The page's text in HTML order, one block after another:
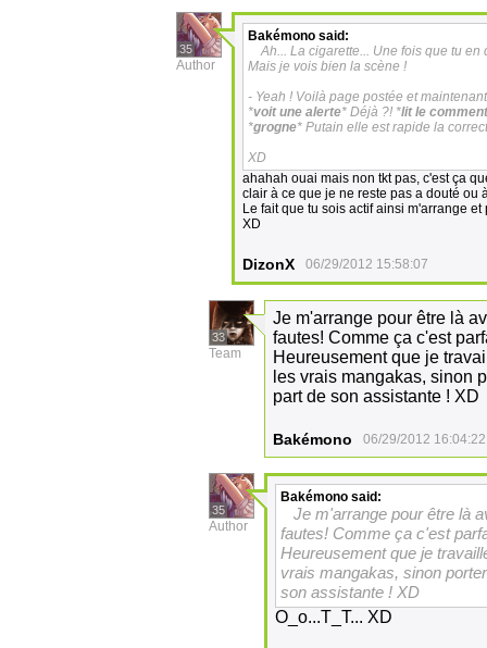
35
Author
Bakémono said:
Ah... La cigarette... Une fois que tu en
Mais je vois bien la scène !
- Yeah ! Voilà page postée et
*voit une alerte* Déjà ?! *lit le
*grogne* Putain elle est rapide la
XD
ahahah ouai mais non tkt pas, c'est ça
clair à ce que je ne reste pas a douté ou
Le fait que tu sois actif ainsi m'arrange
XD
DizonX 06/29/2012 15:58:07
33
Team
Je m'arrange pour être là
fautes! Comme ça c'est
Heureusement que je
les vrais mangakas, sinon
part de son assistante ! XD
Bakémono 06/29/2012 16:04:22
35
Author
Bakémono said:
Je m'arrange pour être là
fautes! Comme ça c'est
Heureusement que je
vrais mangakas, sinon
son assistante ! XD
O_o...T_T... XD